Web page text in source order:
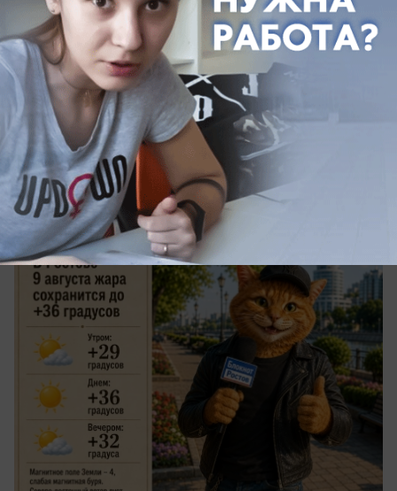
сегодня в 09:00
Общество
В Ростове 9 августа жара сохранится до
+36 градусов
О погоде на воскресенье